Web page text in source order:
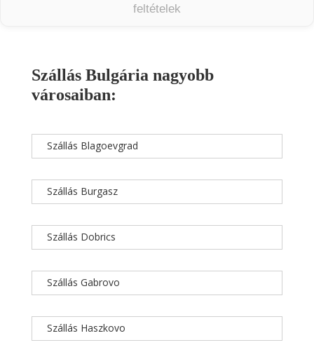
feltételek
Szállás Bulgária nagyobb
városaiban:
Szállás Blagoevgrad
Szállás Burgasz
Szállás Dobrics
Szállás Gabrovo
Szállás Haszkovo